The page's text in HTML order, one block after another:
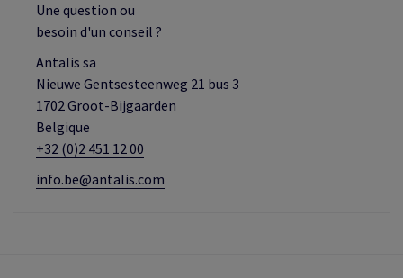
Une question ou
besoin d'un conseil ?
Antalis sa
Nieuwe Gentsesteenweg 21 bus 3
1702 Groot-Bijgaarden
Belgique
+32 (0)2 451 12 00
info.be@antalis.com